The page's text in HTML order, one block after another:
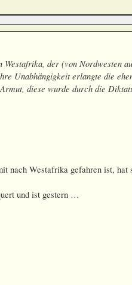
der (von Nordwesten
Unabhängigkeit erlangte die
diese wurde durch die
nach Westafrika gefahren ist,
und ist gestern …